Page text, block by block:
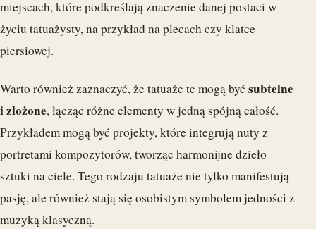
miejscach, które podkreślają znaczenie danej postaci w
życiu tatuażysty, na przykład na plecach czy klatce
piersiowej.
Warto również zaznaczyć, że tatuaże te mogą być subtelne
i złożone, łącząc różne elementy w jedną spójną całość.
Przykładem mogą być projekty, które integrują nuty z
portretami kompozytorów, tworząc harmonijne dzieło
sztuki na ciele. Tego rodzaju tatuaże nie tylko manifestują
pasję, ale również stają się osobistym symbolem jedności z
muzyką klasyczną.